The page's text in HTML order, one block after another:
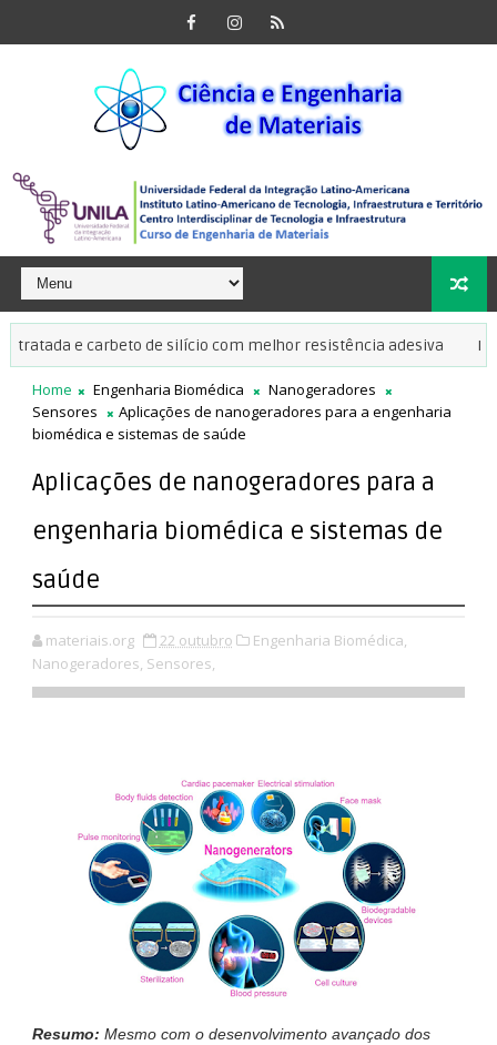
e carbeto de silício com melhor resistência adesiva
Home Engenharia Biomédica
Nanogeradores
Sensores
Aplicações de nanogeradores para a engenharia
biomédica e sistemas de saúde
Aplicações de nanogeradores para a
engenharia biomédica e sistemas de
saúde
materiais.org 22 outubro
Engenharia Biomédica,
Nanogeradores, Sensores,
Resumo: Mesmo com o desenvolvimento avançado dos